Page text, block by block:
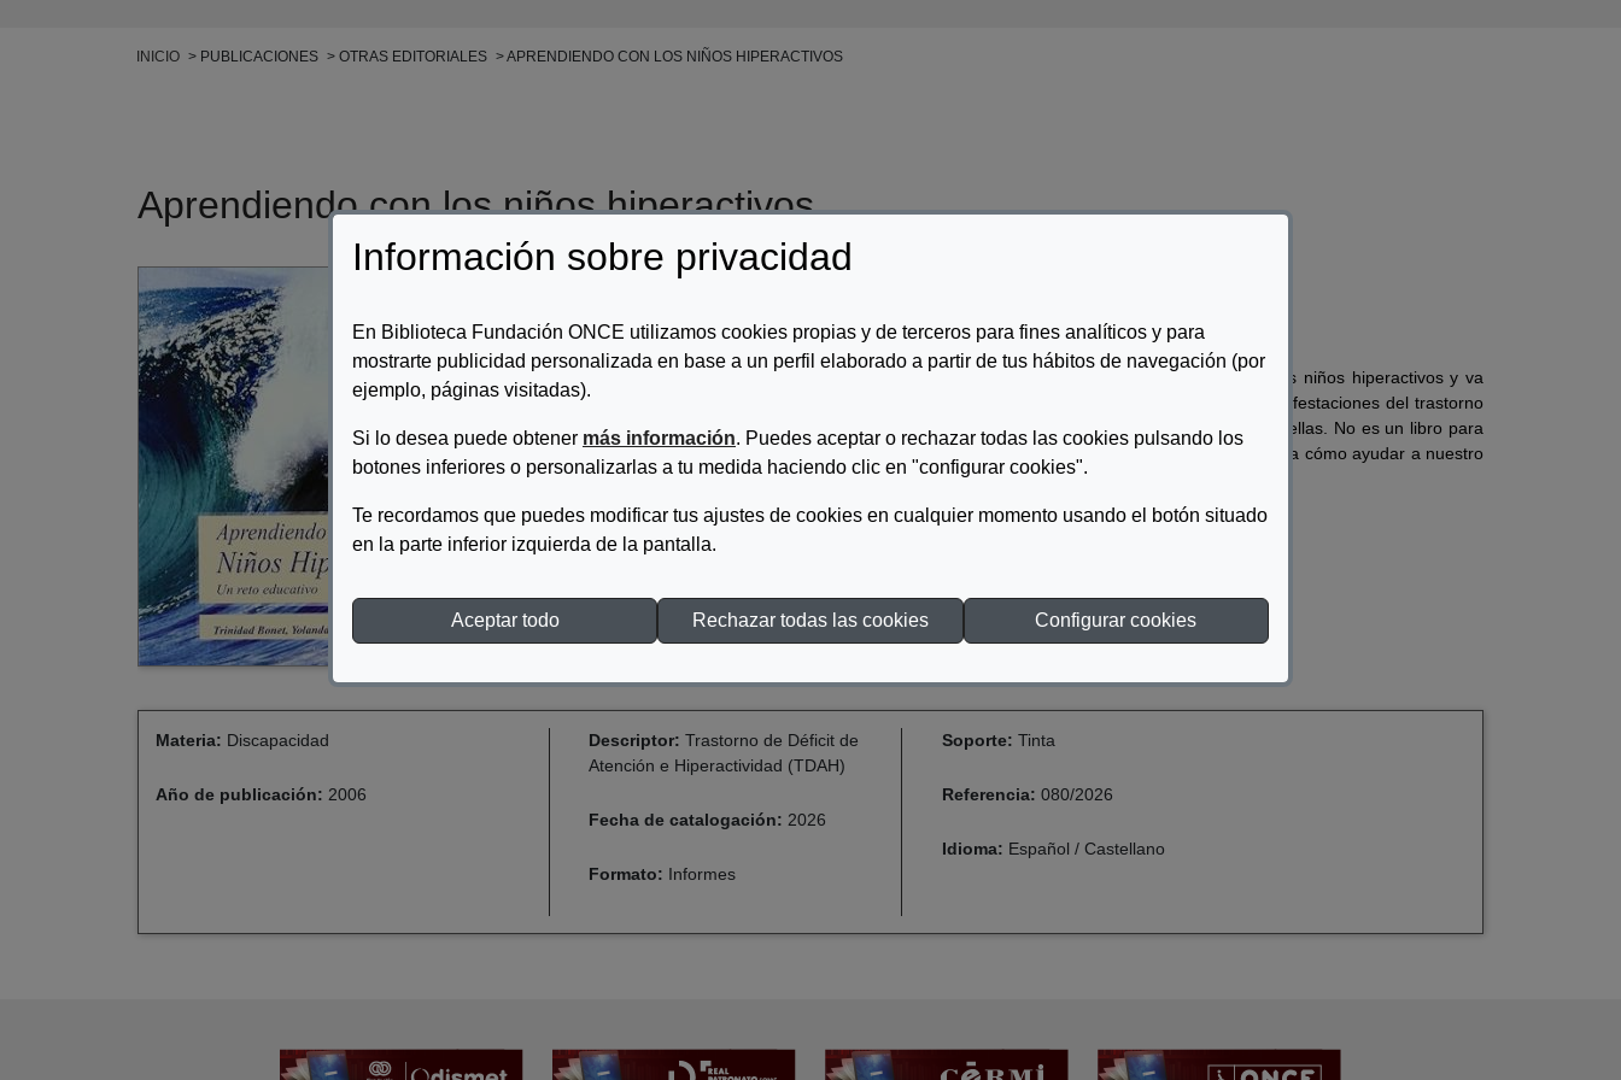
Información sobre privacidad
En Biblioteca Fundación ONCE utilizamos cookies propias y de terceros para fines analíticos y para
mostrarte publicidad personalizada en base a un perfil elaborado a partir de tus hábitos de navegación (por
ejemplo, páginas visitadas).
Si lo desea puede obtener más información. Puedes aceptar o rechazar todas las cookies pulsando los
botones inferiores o personalizarlas a tu medida haciendo clic en "configurar cookies".
Te recordamos que puedes modificar tus ajustes de cookies en cualquier momento usando el botón situado
en la parte inferior izquierda de la pantalla.
Aceptar todo Rechazar todas las cookies Configurar cookies
Ruta de navegación
INICIO PUBLICACIONES OTRAS EDITORIALES APRENDIENDO CON LOS NIÑOS HIPERACTIVOS
Aprendiendo con los niños hiperactivos
Yolanda Soriano Garcia; Cristina Solano Mendez; Trinidad Bonet Camañes
Descripcion:
Este libro es una recopilación de todas las técnicas de intervención cognitivas conductuales para los niños hiperactivos y va
dirigido a todos los profesionales que trabajan con ellos. Está estructurado desde las principales manifestaciones del trastorno
de atención con o sin hiperactividad aportando estrategias concretas para la mejora de cada una de ellas. No es un libro para
ser leído de principio a fin, es un libro para abrir y cerrar mil veces, donde encontraremos respuestas a cómo ayudar a nuestro
hijo o alumno a madurar y desarrollarse para ser feliz.
Materia: Discapacidad
Año de publicación: 2006
Descriptor:Trastorno de Déficit de
Atención e Hiperactividad (TDAH)
Fecha de catalogación: 2026
Formato: Informes
Soporte: Tinta
Referencia: 080/2026
Idioma: Español / Castellano